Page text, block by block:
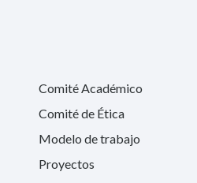
Comité Académico
Comité de Ética
Modelo de trabajo
Proyectos